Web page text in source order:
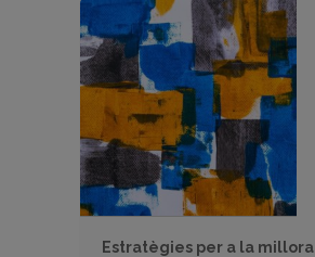
Estratègies per a la millora